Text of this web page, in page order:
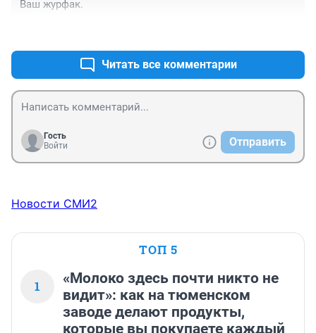
Ваш журфак.
Читать все комментарии
Гость
Войти
Отправить
Новости СМИ2
ТОП 5
1
«Молоко здесь почти никто не
видит»: как на тюменском
заводе делают продукты,
которые вы покупаете каждый